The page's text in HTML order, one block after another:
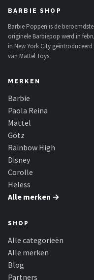
BARBIE SHOP
Barbie Poppen is de
originele Barbiepop werd in
in New York City
van Mattel Toys.
MERKEN
Barbie
Paola Reina
Mattel
Götz
Rainbow High
Disney
Corolle
Heless
Alle merken →
SHOP
Alle categorieën
Alle merken
Blog
Partners